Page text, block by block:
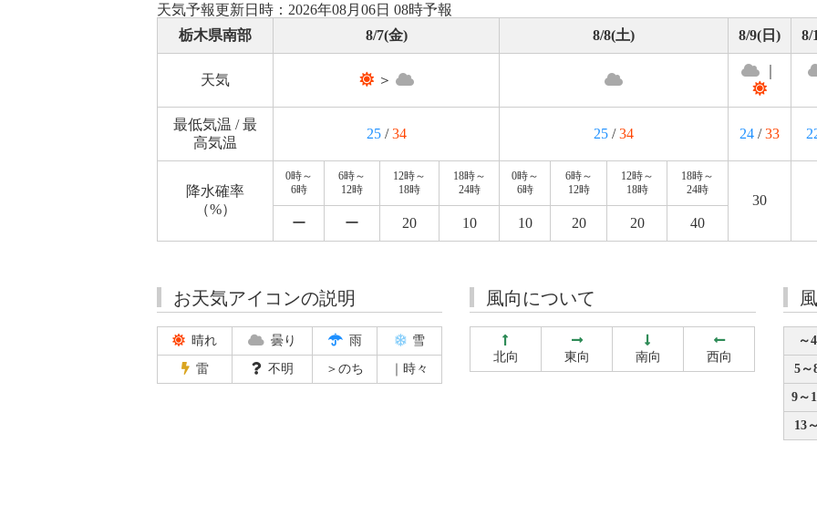
天気予報更新日時：2026年08月06日 08時予報
栃木県南部
8/7(金) 8/8(土) 8/9(日) 8/
天気 ＞
最低気温 / 最
高気温
25/34 25 /34 24 /33
降水確率
（%）
0時～
6時
6時～
12時
12時～
18時
18時～
24時
0時～
6時
6時～
12時
12時～
18時
18時～
24時
30
ー
ー 20 10 10 20 20 40
お天気アイコンの説明
晴れ 曇り 雨 雪
雷 不明 ＞のち ｜時々
風向について
北向 東向 南向 西向
～
5～
9～
13